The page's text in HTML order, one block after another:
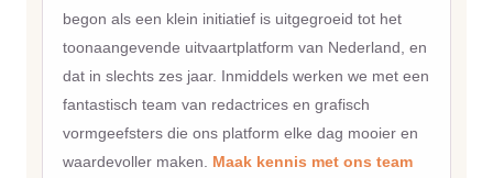
begon als een klein initiatief is uitgegroeid tot het
toonaangevende uitvaartplatform van Nederland, en
dat in slechts zes jaar. Inmiddels werken we met een
fantastisch team van redactrices en grafisch
vormgeefsters die ons platform elke dag mooier en
waardevoller maken. Maak kennis met ons team